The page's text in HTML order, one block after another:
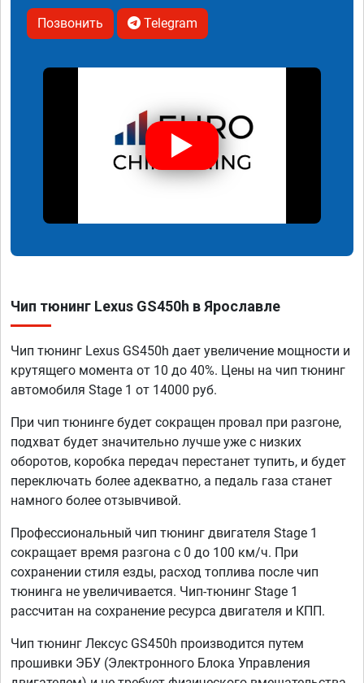
Позвонить Telegram
Чип тюнинг Lexus GS450h в Ярославле
Чип тюнинг Lexus GS450h дает увеличение мощности и
крутящего момента от 10 до 40%. Цены на чип тюнинг
автомобиля Stage 1 от 14000 руб.
При чип тюнинге будет сокращен провал при разгоне,
подхват будет значительно лучше уже с низких
оборотов, коробка передач перестанет тупить, и будет
переключать более адекватно, а педаль газа станет
намного более отзывчивой.
Профессиональный чип тюнинг двигателя Stage 1
сокращает время разгона с 0 до 100 км/ч. При
сохранении стиля езды, расход топлива после чип
тюнинга не увеличивается. Чип-тюнинг Stage 1
рассчитан на сохранение ресурса двигателя и КПП.
Чип тюнинг Лексус GS450h производится путем
прошивки ЭБУ (Электронного Блока Управления